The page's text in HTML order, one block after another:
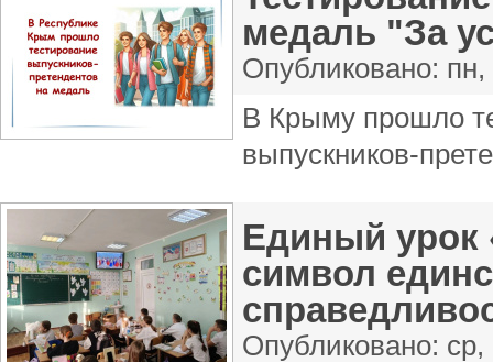
медаль "За
Опубликовано: пн,
В Крыму прошло
выпускников-
Единый урок
символ
Опубликовано: ср,